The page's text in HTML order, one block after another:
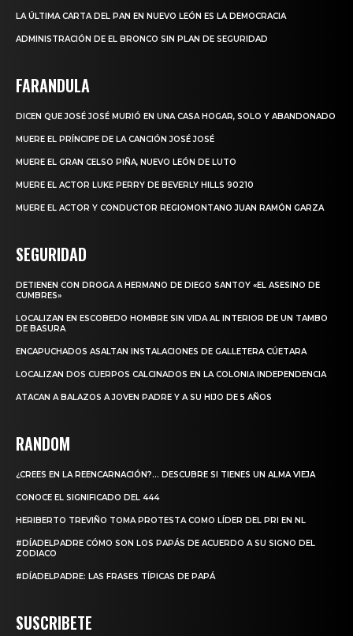
LA ÚLTIMA CARTA DEL PAN EN NUEVO LEÓN ES LA DEMOCRACIA
ADMINISTRACIÓN DE EL BRONCO SIN PLAN DE SEGURIDAD
FARANDULA
DICEN QUE JOSÉ JOSÉ MURIÓ EN UNA CASA HOGAR, SOLO Y ABANDONADO
MUERE EL PRÍNCIPE DE LA CANCIÓN JOSÉ JOSÉ
MUERE EL GRAN CELSO PIÑA, NUEVO LEÓN DE LUTO
MUERE EL ACTOR LUKE PERRY DE BEVERLY HILLS 90210
MUERE EL ACTOR Y CONDUCTOR REGIOMONTANO JUAN RAMÓN GARZA
SEGURIDAD
DETIENEN CON DROGA A HERMANO DE DIEGO SANTOY «EL ASESINO DE
CUMBRES»
LOCALIZAN EN ESCOBEDO HOMBRE SIN VIDA AL INTERIOR DE UN TAMBO
DE BASURA
ENCAPUCHADOS ASALTAN INSTALACIONES DE GALLETERA CÚETARA
LOCALIZAN DOS CUERPOS CALCINADOS EN LA COLONIA INDEPENDENCIA
ATACAN A BALAZOS A JOVEN PADRE Y A SU HIJO DE 5 AÑOS
RANDOM
¿CREES EN LA REENCARNACIÓN?… DESCUBRE SI TIENES UN ALMA VIEJA
CONOCE EL SIGNIFICADO DEL 444
HERIBERTO TREVIÑO TOMA PROTESTA COMO LÍDER DEL PRI EN NL
#DÍADELPADRE CÓMO SON LOS PAPÁS DE ACUERDO A SU SIGNO DEL
ZODIACO
#DÍADELPADRE: LAS FRASES TÍPICAS DE PAPÁ
SUSCRIBETE